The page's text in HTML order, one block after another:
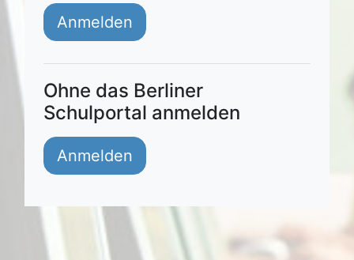
Anmelden
Ohne das Berliner
Schulportal anmelden